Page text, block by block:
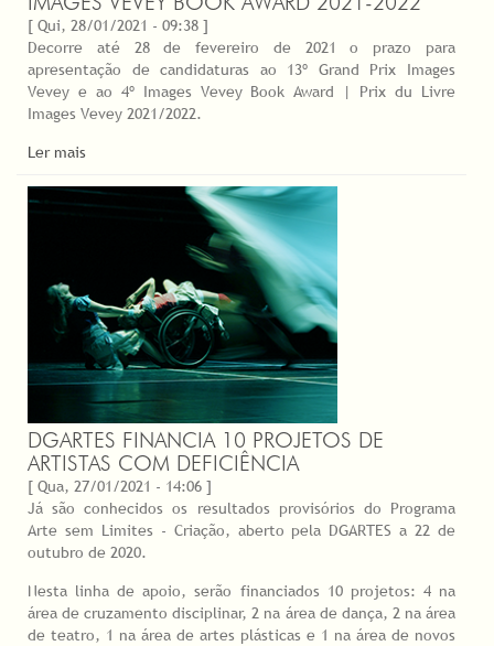
[ Qui, 28/01/2021 - 09:38 ]
Decorre até 28 de fevereiro de 2021 o prazo para
apresentação de candidaturas ao 13º Grand Prix Images
Vevey e ao 4º Images Vevey Book Award | Prix du Livre
Images Vevey 2021/2022.
Ler mais
DGARTES FINANCIA 10 PROJETOS DE
ARTISTAS COM DEFICIÊNCIA
[ Qua, 27/01/2021 - 14:06 ]
Já são conhecidos os resultados provisórios do Programa
Arte sem Limites - Criação, aberto pela DGARTES a 22 de
outubro de 2020.
Nesta linha de apoio, serão financiados 10 projetos: 4 na
área de cruzamento disciplinar, 2 na área de dança, 2 na área
de teatro, 1 na área de artes plásticas e 1 na área de novos